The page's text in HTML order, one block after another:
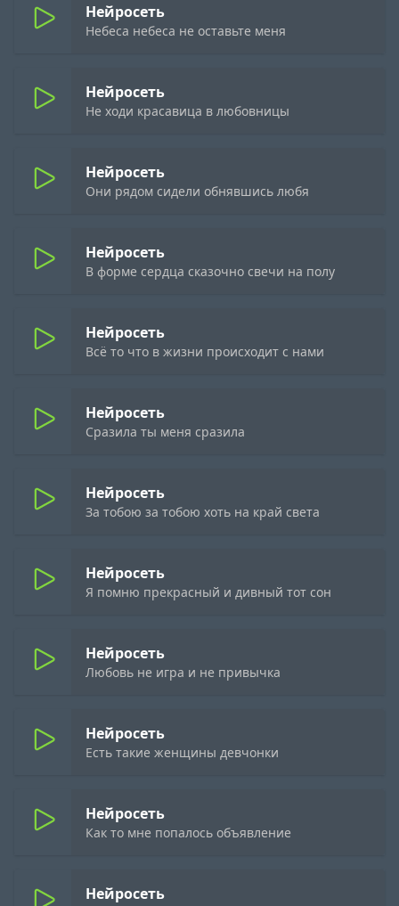
Нейросеть
Небеса небеса не оставьте меня
Нейросеть
Не ходи красавица в любовницы
Нейросеть
Они рядом сидели обнявшись любя
Нейросеть
В форме сердца сказочно свечи на полу
Нейросеть
Всё то что в жизни происходит с нами
Нейросеть
Сразила ты меня сразила
Нейросеть
За тобою за тобою хоть на край света
Нейросеть
Я помню прекрасный и дивный тот сон
Нейросеть
Любовь не игра и не привычка
Нейросеть
Есть такие женщины девчонки
Нейросеть
Как то мне попалось объявление
Нейросеть